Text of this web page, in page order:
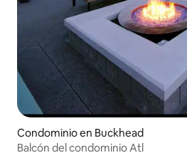
Condominio en Buckhead
Balcón del condominio Atl